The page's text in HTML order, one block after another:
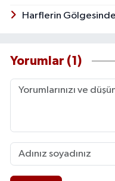
Harflerin
Yorumlar (1)